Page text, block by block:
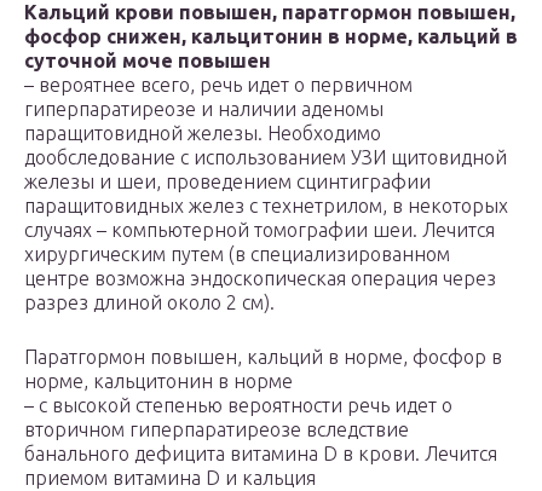
Кальций крови повышен, паратгормон повышен,
фосфор снижен, кальцитонин в норме, кальций в
суточной моче повышен
– вероятнее всего, речь идет о первичном
гиперпаратиреозе и наличии аденомы
паращитовидной железы. Необходимо
дообследование с использованием УЗИ щитовидной
железы и шеи, проведением сцинтиграфии
паращитовидных желез с технетрилом, в некоторых
случаях – компьютерной томографии шеи. Лечится
хирургическим путем (в специализированном
центре возможна эндоскопическая операция через
разрез длиной около 2 см).
Паратгормон повышен, кальций в норме, фосфор в
норме, кальцитонин в норме
– с высокой степенью вероятности речь идет о
вторичном гиперпаратиреозе вследствие
банального дефицита витамина D в крови. Лечится
приемом витамина D и кальция